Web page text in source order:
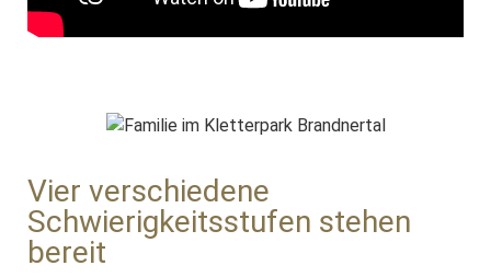
Vier verschiedene
Schwierigkeitsstufen stehen
bereit